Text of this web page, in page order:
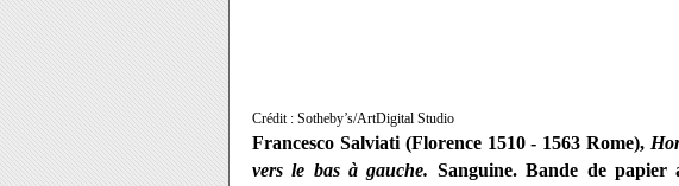
Crédit : Sotheby’s/ArtDigital Studio
Francesco Salviati (Florence 1510 - 1563 Rome),
vers le bas à gauche. Sanguine. Bande de